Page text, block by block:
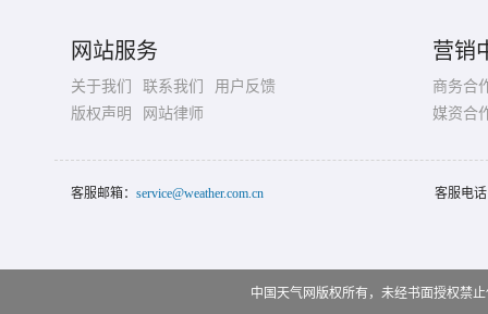
网站服务
关于我们 联系我们
用户反馈
版权声明
网站律师
营销
商务合
媒资合
客服邮箱： service@weather.com.cn 客服电
中国天气网版权所有，未经书面授权